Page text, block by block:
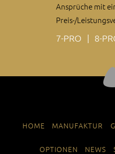
Ansprüche mit
Preis-/
7-PRO 8-
ÜBERSPRINGEN
HOME MANUFAKTUR
OPTIONEN NEWS